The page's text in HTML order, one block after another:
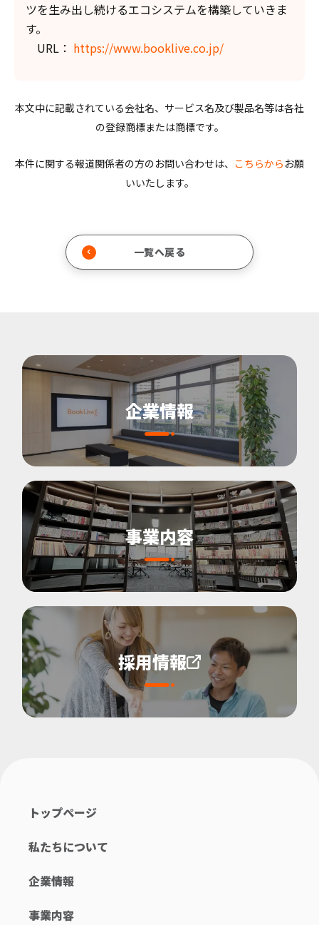
ツを生み出し続けるエコシステムを構築していきま
す。
URL： https://www.booklive.co.jp/
本文中に記載されている会社名、サービス名及び製品名等は各社
の登録商標または商標です。
本件に関する報道関係者の方のお問い合わせは、 こちらから お願
いいたします。
一覧へ戻る
企業情報
事業内容
採用情報
トップページ
私たちについて
企業情報
事業内容